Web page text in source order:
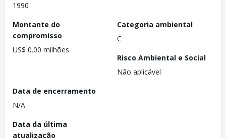
1990
Montante do
compromisso
US$ 0.00 milhões
Categoria ambiental
C
Risco Ambiental e Social
Não aplicável
Data de encerramento
N/A
Data da última
atualização